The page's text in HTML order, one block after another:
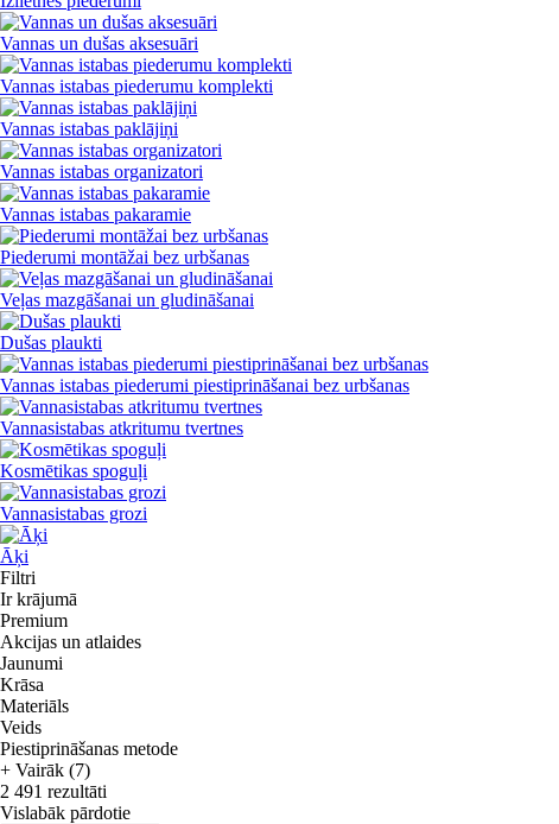
Vannas un dušas aksesuāri
Vannas istabas piederumu komplekti
Vannas istabas paklājiņi
Vannas istabas organizatori
Vannas istabas pakaramie
Piederumi montāžai bez urbšanas
Veļas mazgāšanai un gludināšanai
Dušas plaukti
Vannas istabas piederumi piestiprināšanai bez urbšanas
Vannasistabas atkritumu tvertnes
Kosmētikas spoguļi
Vannasistabas grozi
Āķi
Filtri
Ir krājumā
Premium
Akcijas un atlaides
Jaunumi
Krāsa
Materiāls
Veids
Piestiprināšanas metode
+ Vairāk (7)
2 491 rezultāti
Vislabāk pārdotie